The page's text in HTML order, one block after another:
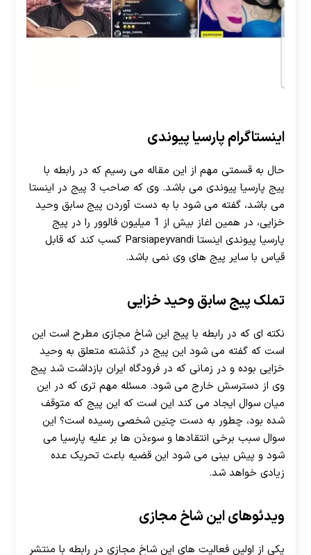
اینستاگرام پارسیا پیوندی
حال به قسمتی مهم از این مقاله می رسیم که در رابطه با
پیج پارسیا پیوندی می باشد. وی که صاحب 3 پیج در اینستا
می باشد، گفته می شود با به دست آوردن پیج سابق وحید
خزایی، در همین اغاز بیش از 1 میلیون فالوور را در پیج
پارسیا پیوندی اینستا Parsiapeyvandi کسب کند که قابل
قیاس با سایر پیج های وی نمی باشد.
تملک پیج سابق وحید خزایی
نکته ای که در رابطه با پیج این شاخ مجازی مطرح است این
است که گفته می شود این پیج در گذشته متعلق به وحید
خزایی بوده و در زمانی که در فرودگاه ایران بازداشت شد پیج
وی از دسترسش خارج می شود. مسئله مهم تری که در این
میان سوال ایجاد می کند این است که این پیج که متوقف
شده بود، چطور به دست چنین شخصی رسیده است؟ این
سوال سبب برخی انتقادها و سوءذن ها بر علیه پارسیا می
شود و پیش بینی می شود این قضیه باعث تحریک عده
زیادی خواهد شد.
ویدئوهای این شاخ مجازی
یکی از اولین فعالیت های این شاخ مجازی در رابطه با منتشر